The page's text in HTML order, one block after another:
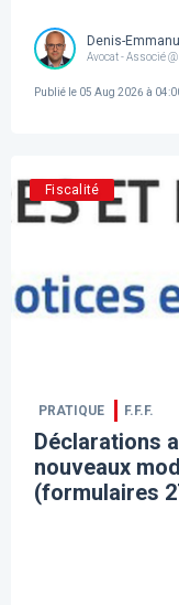
Denis-
Avocat - Associé
Publié le 05 Aug 2026 à
Fiscalité
PRATIQUE F.F.F.
Déclarations
nouveaux
(formulaires